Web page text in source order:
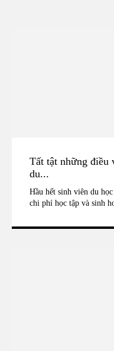
Tất tật những điều
du...
Hầu hết sinh viên du
chi phí học tập và sinh